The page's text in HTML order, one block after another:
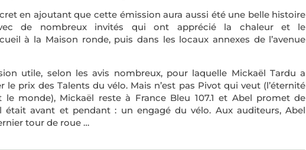
en ajoutant que cette émission aura aussi été une belle histoire
de nombreux invités qui ont apprécié la chaleur et le
à la Maison ronde, puis dans les locaux annexes de l’avenue
utile, selon les avis nombreux, pour laquelle Mickaël Tardu a
le prix des Talents du vélo. Mais n’est pas Pivot qui veut (l’éternité
le monde), Mickaël reste à France Bleu 107.1 et Abel promet de
était avant et pendant : un engagé du vélo. Aux auditeurs, Abel
tour de roue …